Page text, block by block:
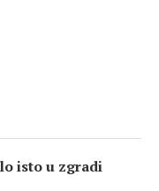
isto u zgradi